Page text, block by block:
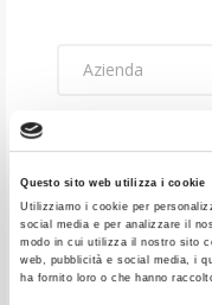
Questo sito web utilizza i cookie
Utilizziamo i cookie per
social media e per analizzare il
modo in cui utilizza il nostro sito
web, pubblicità e social media, i
ha fornito loro o che hanno